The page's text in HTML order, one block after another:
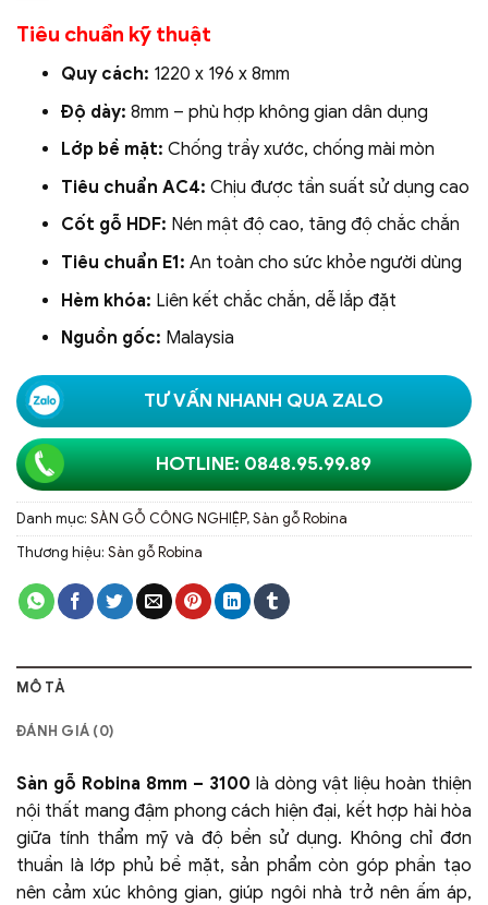
Tiêu chuẩn kỹ thuật
Quy cách: 1220 x 196 x 8mm
Độ dày: 8mm – phù hợp không gian dân dụng
Lớp bề mặt: Chống trầy xước, chống mài mòn
Tiêu chuẩn AC4: Chịu được tần suất sử dụng cao
Cốt gỗ HDF: Nén mật độ cao, tăng độ chắc chắn
Tiêu chuẩn E1: An toàn cho sức khỏe người dùng
Hèm khóa: Liên kết chắc chắn, dễ lắp đặt
Nguồn gốc: Malaysia
TƯ VẤN NHANH QUA ZALO
HOTLINE: 0848.95.99.89
Danh mục: SÀN GỖ CÔNG NGHIỆP,Sàn gỗ Robina
Thương hiệu: Sàn gỗ Robina
MÔ TẢ
ĐÁNH GIÁ (0)
Sàn gỗ Robina 8mm – 3100 là dòng vật liệu hoàn thiện
nội thất mang đậm phong cách hiện đại, kết hợp hài hòa
giữa tính thẩm mỹ và độ bền sử dụng. Không chỉ đơn
thuần là lớp phủ bề mặt, sản phẩm còn góp phần tạo
nên cảm xúc không gian, giúp ngôi nhà trở nên ấm áp,